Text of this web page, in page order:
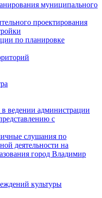
муниципального
проектирования
по планировке
ведении администрации
с
слушания по
деятельности на
город Владимир
культуры